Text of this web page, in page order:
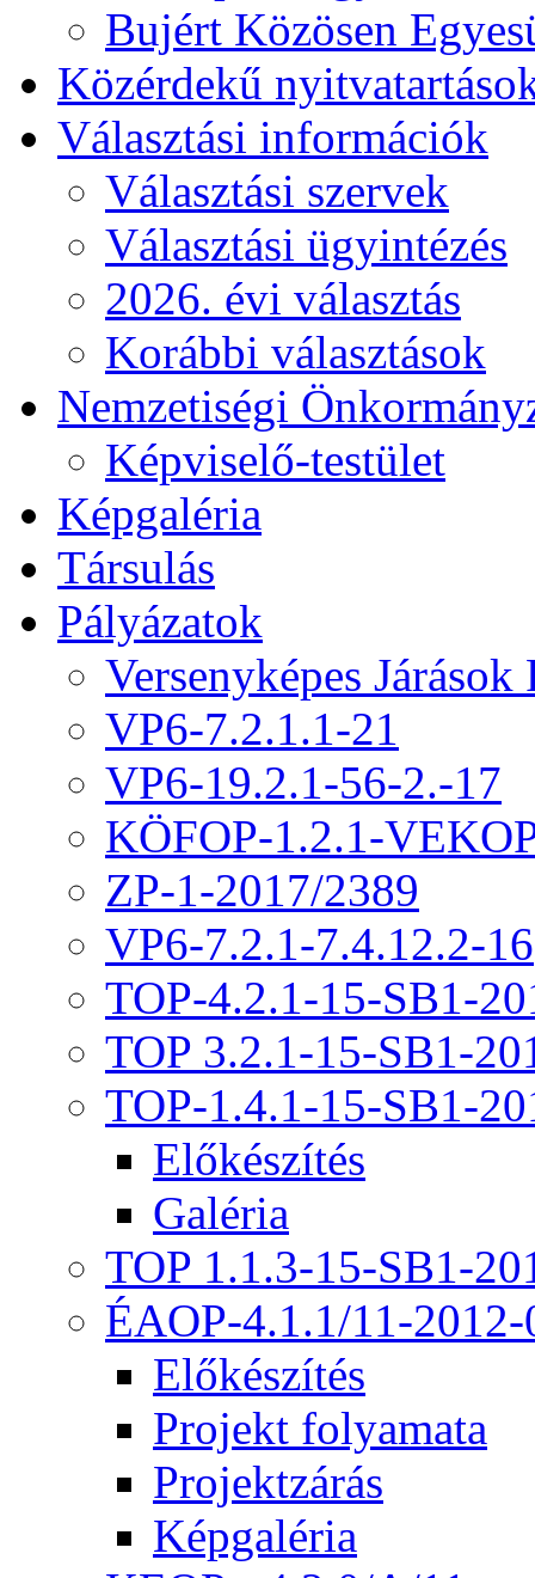
Bujért Közösen
Közérdekű
Választási információk
Választási szervek
Választási ügyintézés
2026. évi választás
Korábbi választások
Nemzetiségi
Képviselő-testület
Képgaléria
Társulás
Pályázatok
Versenyképes Járások
VP6-7.2.1.1-21
VP6-19.2.1-56-2.-17
KÖFOP-1.2.1-
ZP-1-2017/2389
VP6-7.2.1-7.4.12.2-16
TOP-4.2.1-15-SB1-
TOP 3.2.1-15-SB1-
TOP-1.4.1-15-SB1-
Előkészítés
Galéria
TOP 1.1.3-15-SB1-
ÉAOP-4.1.1/11-2012-
Előkészítés
Projekt folyamata
Projektzárás
Képgaléria